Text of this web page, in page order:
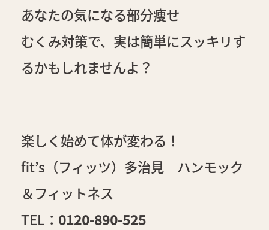
あなたの気になる部分痩せ
むくみ対策で、実は簡単にスッキリす
るかもしれませんよ？
楽しく始めて体が変わる！
fit’s（フィッツ）多治見 ハンモック
＆フィットネス
TEL： 0120-890-525